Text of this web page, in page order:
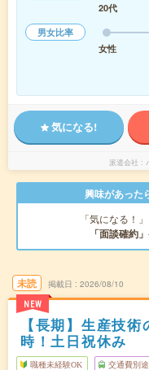
20代
男女比率
女性
気になる!
派遣会社
興味があった
「気になる！
「面談確約」
未読
NEW
掲載日 2026/08/10
【長期】生産技
時！土日祝休み
職種未経験OK 交通費別